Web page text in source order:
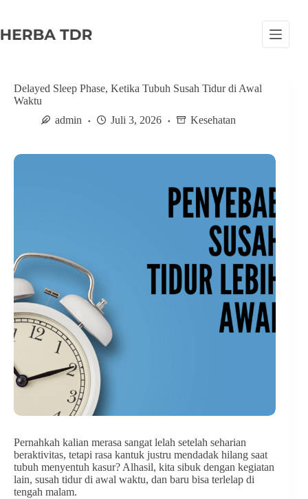
i
c
o
t
Delayed Sleep Phase, Ketika Tubuh Susah Tidur di Awal
Waktu
admin
Juli 3, 2026 Kesehatan
Pernahkah kalian merasa sangat lelah setelah seharian
beraktivitas, tetapi rasa kantuk justru mendadak hilang saat
tubuh menyentuh kasur? Alhasil, kita sibuk dengan kegiatan
lain, susah tidur di awal waktu, dan baru bisa terlelap di
tengah malam.